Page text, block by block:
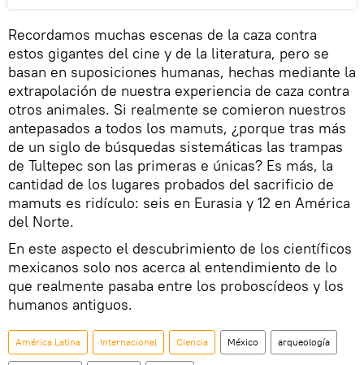
Recordamos muchas escenas de la caza contra
estos gigantes del cine y de la literatura, pero se
basan en suposiciones humanas, hechas mediante la
extrapolación de nuestra experiencia de caza contra
otros animales. Si realmente se comieron nuestros
antepasados a todos los mamuts, ¿porque tras más
de un siglo de búsquedas sistemáticas las trampas
de Tultepec son las primeras e únicas? Es más, la
cantidad de los lugares probados del sacrificio de
mamuts es ridículo: seis en Eurasia y 12 en América
del Norte.
En este aspecto el descubrimiento de los científicos
mexicanos solo nos acerca al entendimiento de lo
que realmente pasaba entre los proboscídeos y los
humanos antiguos.
América Latina Internacional Ciencia México arqueología